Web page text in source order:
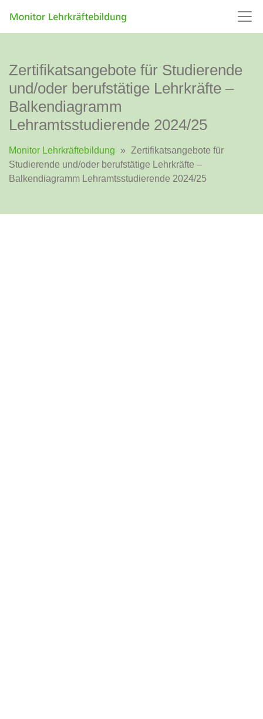
Zertifikatsangebote für Studierende
und/oder berufstätige Lehrkräfte –
Balkendiagramm
Lehramtsstudierende 2024/25
Monitor Lehrkräftebildung » Zertifikatsangebote für
Studierende und/oder berufstätige Lehrkräfte –
Balkendiagramm Lehramtsstudierende 2024/25